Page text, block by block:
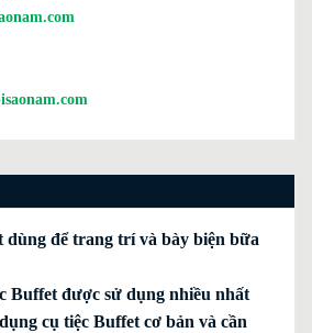
dùng để trang trí và bày biện bữa
Buffet được sử dụng nhiều nhất
cụ tiệc Buffet cơ bản và cần